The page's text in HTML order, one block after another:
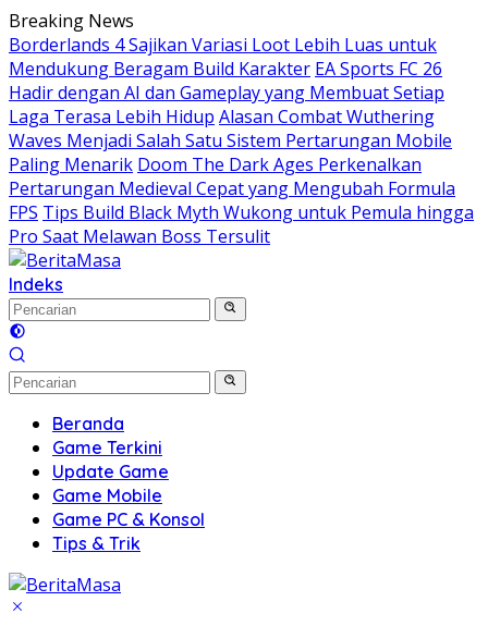
Langsung
ke
konten
Breaking News
Borderlands 4 Sajikan Variasi Loot Lebih Luas untuk
Mendukung Beragam Build Karakter EA Sports FC 26
Hadir dengan AI dan Gameplay yang Membuat Setiap
Laga Terasa Lebih Hidup Alasan Combat Wuthering
Waves Menjadi Salah Satu Sistem Pertarungan Mobile
Paling Menarik Doom The Dark Ages Perkenalkan
Pertarungan Medieval Cepat yang Mengubah Formula
FPS Tips Build Black Myth Wukong untuk Pemula hingga
Pro Saat Melawan Boss Tersulit
Indeks
Beranda
Game Terkini
Update Game
Game Mobile
Game PC & Konsol
Tips & Trik